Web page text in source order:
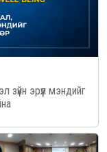
зүйн эрүүл мэндийг